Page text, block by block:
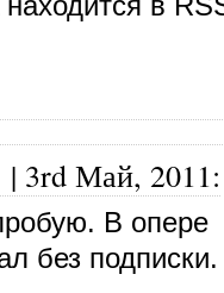
| 3rd Май, 2011:
В опере
без подписки.